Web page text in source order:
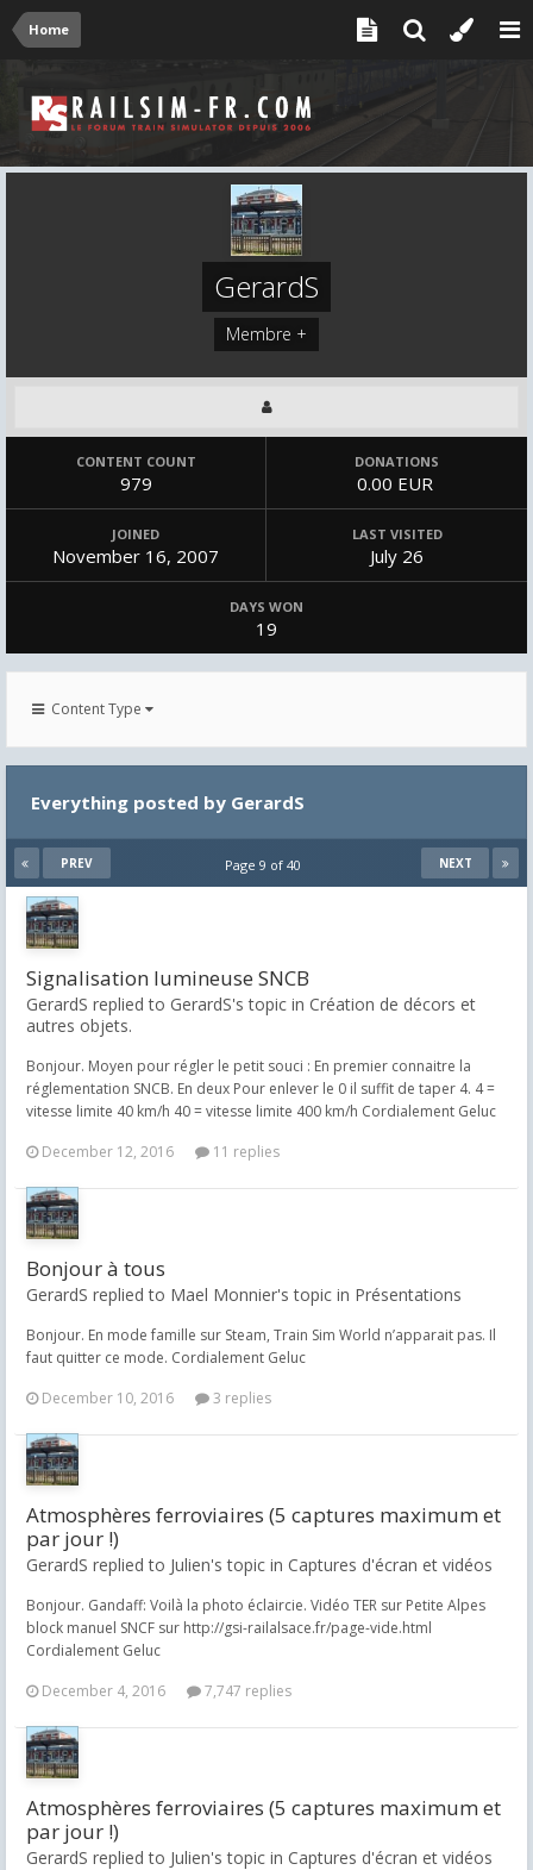
Home
GerardS
Membre +
CONTENT COUNT
979
DONATIONS
0.00 EUR
JOINED
November 16, 2007
LAST VISITED
July 26
DAYS WON
19
Content Type
Everything posted by GerardS
PREV NEXT
Page 9 of 40
Signalisation lumineuse SNCB
GerardS replied to GerardS's topic in Création de décors et
autres objets.
Bonjour. Moyen pour régler le petit souci : En premier connaitre la
réglementation SNCB. En deux Pour enlever le 0 il suffit de taper 4. 4 =
vitesse limite 40 km/h 40 = vitesse limite 400 km/h Cordialement Geluc
December 12, 2016
11 replies
Bonjour à tous
GerardS replied to Mael Monnier's topic in Présentations
Bonjour. En mode famille sur Steam, Train Sim World n’apparait pas. Il
faut quitter ce mode. Cordialement Geluc
December 10, 2016
3 replies
Atmosphères ferroviaires (5 captures maximum et
par jour !)
GerardS replied to Julien's topic in Captures d'écran et vidéos
Bonjour. Gandaff: Voilà la photo éclaircie. Vidéo TER sur Petite Alpes
block manuel SNCF sur http://gsi-railalsace.fr/page-vide.html
Cordialement Geluc
December 4, 2016
7,747 replies
Atmosphères ferroviaires (5 captures maximum et
par jour !)
GerardS replied to Julien's topic in Captures d'écran et vidéos